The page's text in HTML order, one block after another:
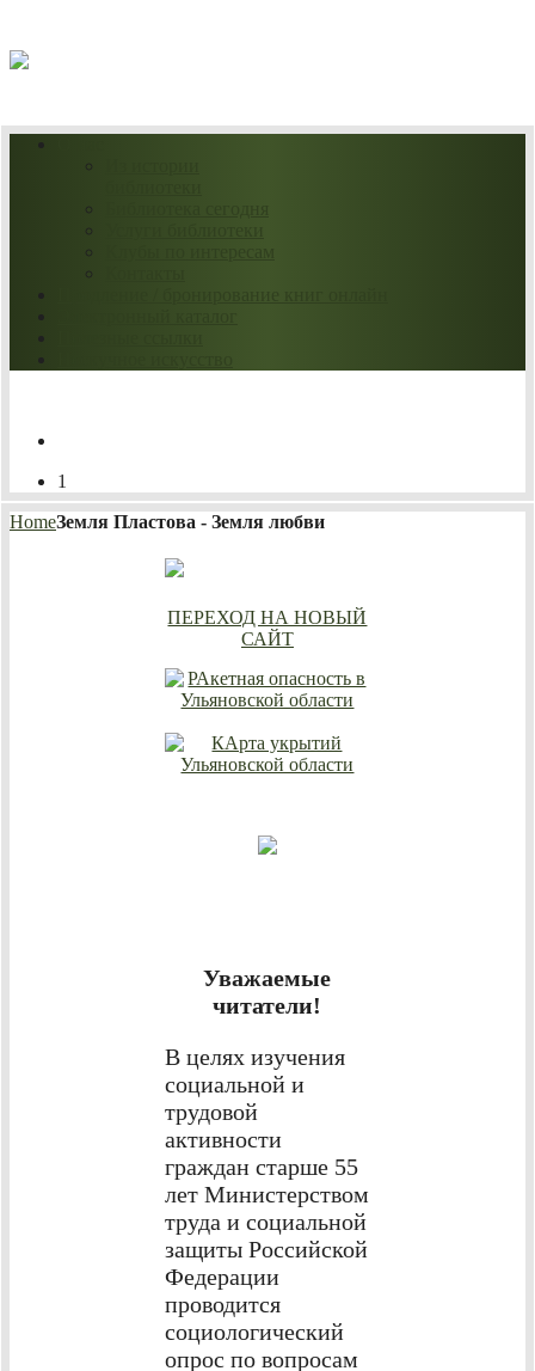
1
HomeЗемля Пластова - Земля любви
ПЕРЕХОД НА НОВЫЙ
САЙТ
Уважаемые
читатели!
В целях изучения
социальной и
трудовой
активности
граждан старше 55
лет Министерством
труда и социальной
защиты Российской
Федерации
проводится
социологический
опрос по вопросам